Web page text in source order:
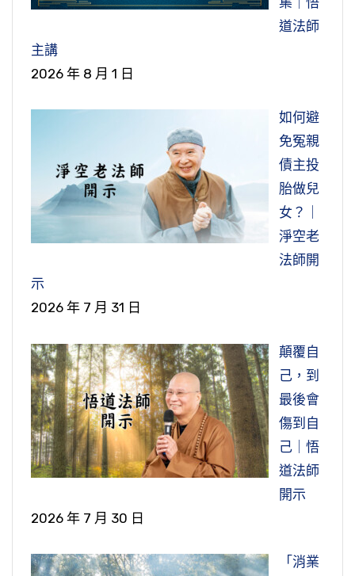
道法師
主講
2026 年 8 月 1 日
如何避
免冤親
債主投
胎做兒
女？｜
淨空老
法師開
示
2026 年 7 月 31 日
顛覆自
己，到
最後會
傷到自
己｜悟
道法師
開示
2026 年 7 月 30 日
「消業